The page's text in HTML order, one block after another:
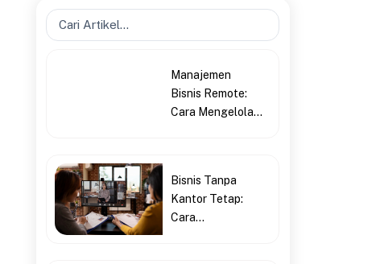
Search
...
Manajemen
Bisnis Remote:
Cara Mengelola...
Bisnis Tanpa
Kantor Tetap:
Cara...